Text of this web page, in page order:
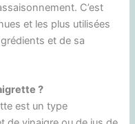
C’est
et les plus utilisées
et de sa
?
est un type